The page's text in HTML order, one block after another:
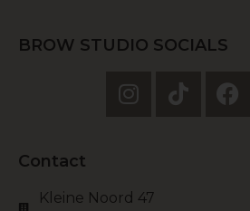
BROW STUDIO SOCIALS
Contact
Kleine Noord 47